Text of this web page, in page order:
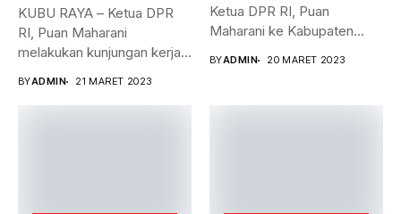
KUBU RAYA – Ketua DPR
RI, Puan Maharani
melakukan kunjungan kerja
BYADMIN 21 MARET 2023
Ketua DPR RI, Puan
Maharani ke Kabupaten
BYADMIN 20 MARET 2023